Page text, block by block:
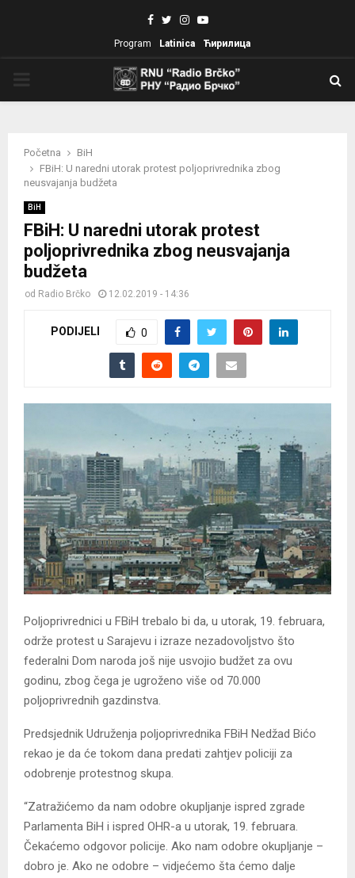
Facebook
TwitterInstagram
Youtube
Program Latinica Ћирилица
Početna
BiH
FBiH: U naredni utorak protest poljoprivrednika zbog
neusvajanja budžeta
BiH
FBiH: U naredni utorak protest
poljoprivrednika zbog neusvajanja
budžeta
od Radio Brčko 12.02.2019 - 14:36
PODIJELI 0
Poljoprivrednici u FBiH trebalo bi da, u utorak, 19. februara,
održe protest u Sarajevu i izraze nezadovoljstvo što
federalni Dom naroda još nije usvojio budžet za ovu
godinu, zbog čega je ugroženo više od 70.000
poljoprivrednih gazdinstva.
Predsjednik Udruženja poljoprivrednika FBiH Nedžad Bićo
rekao je da će tokom dana predati zahtjev policiji za
odobrenje protestnog skupa.
“Zatražićemo da nam odobre okupljanje ispred zgrade
Parlamenta BiH i ispred OHR-a u utorak, 19. februara.
Čekaćemo odgovor policije. Ako nam odobre okupljanje –
dobro je. Ako ne odobre – vidjećemo šta ćemo dalje